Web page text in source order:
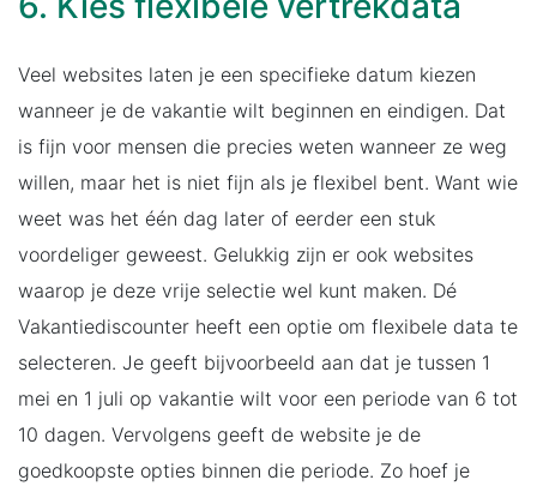
Veel websites laten je een specifieke datum kiezen
wanneer je de vakantie wilt beginnen en eindigen. Dat
is fijn voor mensen die precies weten wanneer ze weg
willen, maar het is niet fijn als je flexibel bent. Want wie
weet was het één dag later of eerder een stuk
voordeliger geweest. Gelukkig zijn er ook websites
waarop je deze vrije selectie wel kunt maken. Dé
Vakantiediscounter heeft een optie om flexibele data te
selecteren. Je geeft bijvoorbeeld aan dat je tussen 1
mei en 1 juli op vakantie wilt voor een periode van 6 tot
10 dagen. Vervolgens geeft de website je de
goedkoopste opties binnen die periode. Zo hoef je